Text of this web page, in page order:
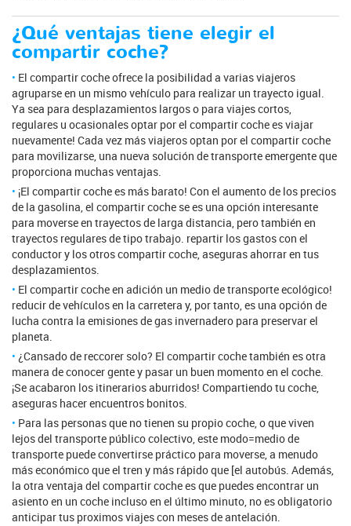
¿Qué ventajas tiene elegir el
compartir coche?
El compartir coche ofrece la posibilidad a varias viajeros
agruparse en un mismo vehículo para realizar un trayecto igual.
Ya sea para desplazamientos largos o para viajes cortos,
regulares u ocasionales optar por el compartir coche es viajar
nuevamente! Cada vez más viajeros optan por el compartir coche
para movilizarse, una nueva solución de transporte emergente que
proporciona muchas ventajas.
¡El compartir coche es más barato! Con el aumento de los precios
de la gasolina, el compartir coche se es una opción interesante
para moverse en trayectos de larga distancia, pero también en
trayectos regulares de tipo trabajo. repartir los gastos con el
conductor y los otros compartir coche, aseguras ahorrar en tus
desplazamientos.
El compartir coche en adición un medio de transporte ecológico!
reducir de vehículos en la carretera y, por tanto, es una opción de
lucha contra la emisiones de gas invernadero para preservar el
planeta.
¿Cansado de reccorer solo? El compartir coche también es otra
manera de conocer gente y pasar un buen momento en el coche.
¡Se acabaron los itinerarios aburridos! Compartiendo tu coche,
aseguras hacer encuentros bonitos.
Para las personas que no tienen su propio coche, o que viven
lejos del transporte público colectivo, este modo=medio de
transporte puede convertirse práctico para moverse, a menudo
más económico que el tren y más rápido que [el autobús. Además,
la otra ventaja del compartir coche es que puedes encontrar un
asiento en un coche incluso en el último minuto, no es obligatorio
anticipar tus proximos viajes con meses de antelación.